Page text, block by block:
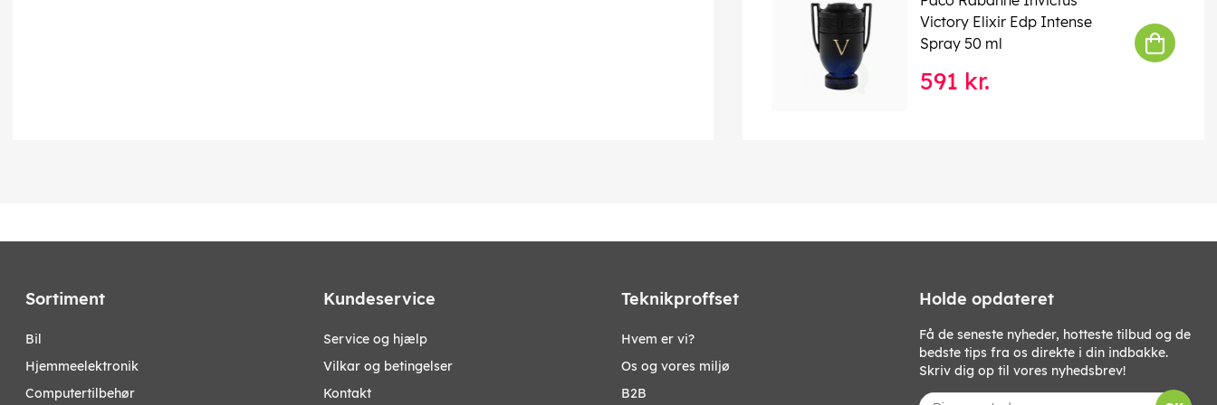
Victory Elixir Edp Intense
Spray 50 ml
591 kr.
Sortiment
bil
hjemmeelektronik
computertilbehør
Kundeservice
Service og hjælp
Vilkar og betingelser
Kontakt
Teknikproffset
Hvem er vi?
Os og vores miljø
B2B
Holde opdateret
Få de seneste nyheder, hotteste tilbud og de
bedste tips fra os direkte i din indbakke.
Skriv dig op til vores nyhedsbrev!